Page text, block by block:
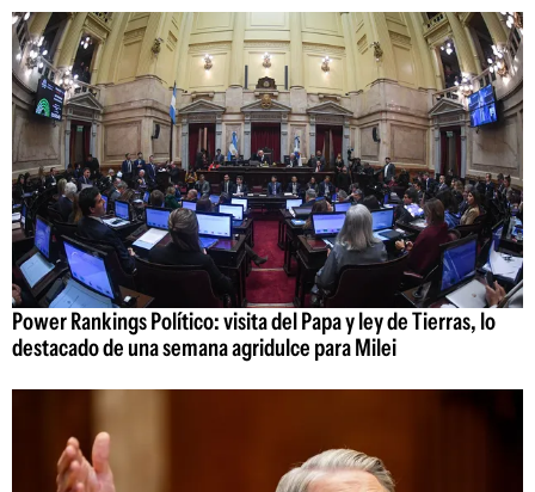
Power Rankings Político: visita del Papa y ley de Tierras, lo
destacado de una semana agridulce para Milei